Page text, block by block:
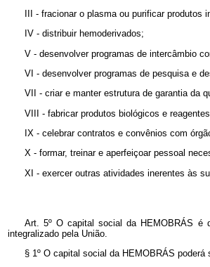
III - fracionar o plasma ou purificar produtos
IV - distribuir hemoderivados;
V - desenvolver programas de intercâmbio
VI - desenvolver programas de pesquisa e
VII - criar e manter estrutura de garantia da
VIII - fabricar produtos biológicos e
IX - celebrar contratos e convênios com
X - formar, treinar e aperfeiçoar pessoal
XI - exercer outras atividades inerentes às
Art. 5º O capital social da HEMOBRÁS é
integralizado pela União.
§ 1º O capital social da HEMOBRÁS poderá